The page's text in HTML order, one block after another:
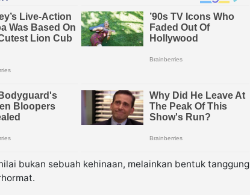
bukan sebuah kehinaan, melainkan bentuk tanggung